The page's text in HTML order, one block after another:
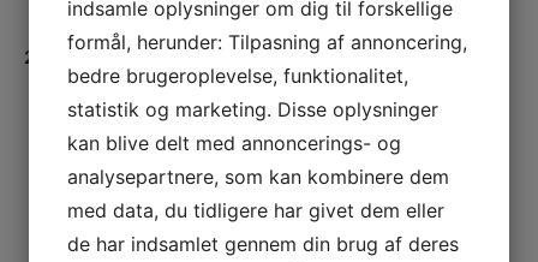
registrere dig rigtigt
2. Til vores legitme forretningsinteresser
At foretage markedsundersøgelser og –analyser, som
hjælper til at forbedre og tilpasse vores produkter og
Til markedsføringsformål medmindre dit samtykke
kræves for at foretage sådanmarkedsføring.
At sende kundeservice e-mails inklusive
indsamle oplysninger om dig til forskellige
formål, herunder: Tilpasning af annoncering,
bedre brugeroplevelse, funktionalitet,
statistik og marketing. Disse oplysninger
kan blive delt med annoncerings- og
analysepartnere, som kan kombinere dem
med data, du tidligere har givet dem eller
de har indsamlet gennem din brug af deres